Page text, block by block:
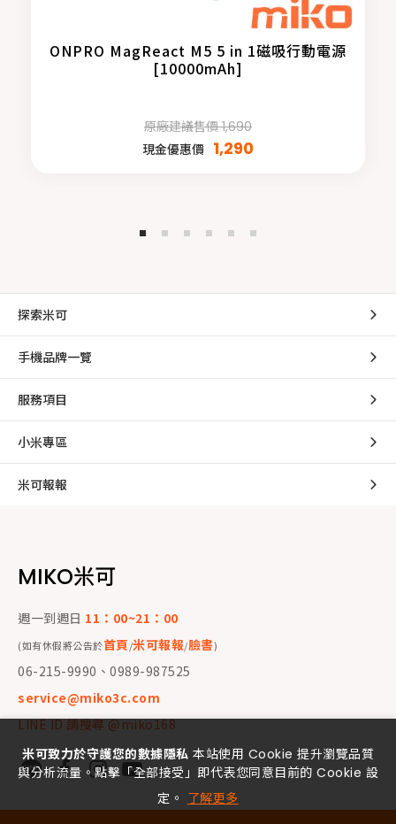
ONPRO MagReact M5 5 in 1磁吸行動電源
[10000mAh]
原廠建議售價 1,690
現金優惠價 1,290
探索米可
手機品牌一覽
服務項目
小米專區
米可報報
MIKO米可
週一到週日 11：00~21：00
(如有休假將公告於首頁/米可報報/臉書)
06-215-9990、0989-987525
service@miko3c.com
LINE ID 請搜尋 @miko168
米可致力於守護您的數據隱私 本站使用 Cookie 提升瀏覽品質
與分析流量。點擊「全部接受」即代表您同意目前的 Cookie 設
定。 了解更多